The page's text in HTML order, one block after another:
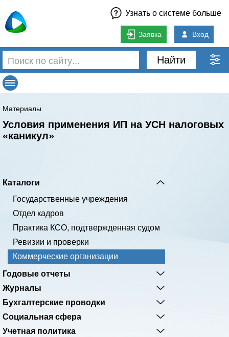
Узнать о системе больше
Заявка Вход
Найти
Материалы
Условия применения ИП на УСН налоговых
«каникул»
Каталоги
Государственные учреждения
Отдел кадров
Практика КСО, подтвержденная судом
Ревизии и проверки
Коммерческие организации
Годовые отчеты
Журналы
Бухгалтерские проводки
Социальная сфера
Учетная политика